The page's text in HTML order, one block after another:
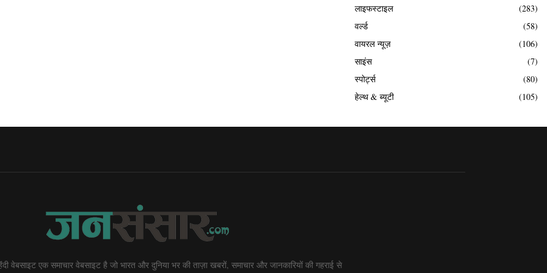
लाइफस्टाइल
(283)
वर्ल्ड
(58)
वायरल न्यूज़
(106)
साइंस
(7)
स्पोर्ट्स
(80)
हेल्थ & ब्यूटी
(105)
वेबसाइट एक समाचार वेबसाइट है जो भारत और दुनिया भर की ताज़ा खबरों, समाचार और जानकारियों की गहराई से